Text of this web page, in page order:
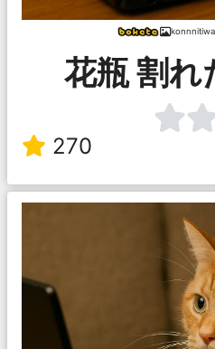
花瓶 割れ
270